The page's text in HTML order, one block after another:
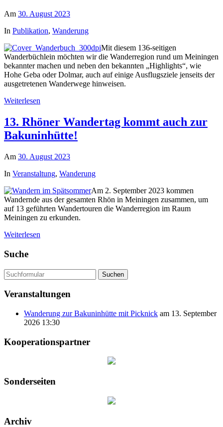
Am 30. August 2023
In Publikation, Wanderung
Mit diesem 136-seitigen
Wanderbüchlein möchten wir die Wanderregion rund um Meiningen
bekannter machen und neben den bekannten „Highlights“, wie
Hohe Geba oder Dolmar, auch auf einige Ausflugsziele jenseits der
ausgetretenen Wanderwege hinweisen.
Weiterlesen
13. Rhöner Wandertag kommt auch zur
Bakuninhütte!
Am 30. August 2023
In Veranstaltung, Wanderung
Am 2. September 2023 kommen
Wandernde aus der gesamten Rhön in Meiningen zusammen, um
auf 13 geführten Wandertouren die Wanderregion im Raum
Meiningen zu erkunden.
Weiterlesen
Suche
Suchen
Veranstaltungen
Wanderung zur Bakuninhütte mit Picknick am 13. September
2026 13:30
Kooperationspartner
Sonderseiten
Archiv